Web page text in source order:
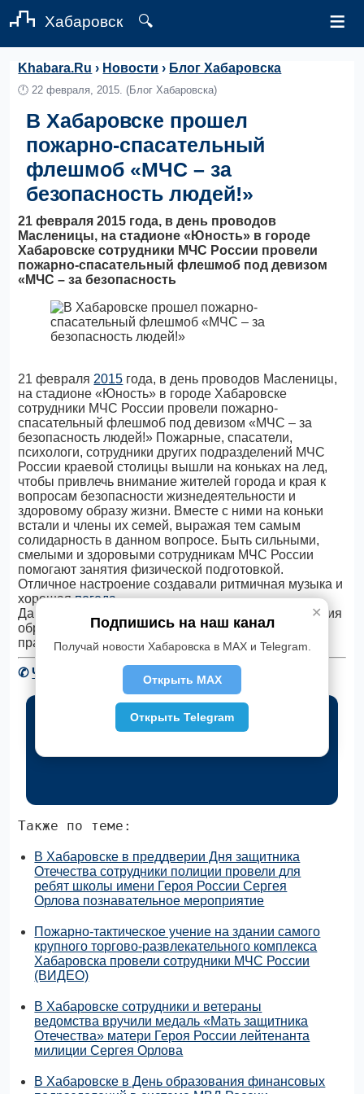
Хабаровск 🔍 ≡
Khabara.Ru › Новости › Блог Хабаровска
🕛22 февраля, 2015. (Блог Хабаровска)
В Хабаровске прошел
пожарно-спасательный
флешмоб «МЧС – за
безопасность людей!»
21 февраля 2015 года, в день проводов
Масленицы, на стадионе «Юность» в городе
Хабаровске сотрудники МЧС России провели
пожарно-спасательный флешмоб под девизом
«МЧС – за безопасность
21 февраля 2015 года, в день проводов Масленицы,
на стадионе «Юность» в городе Хабаровске
сотрудники МЧС России провели пожарно-
спасательный флешмоб под девизом «МЧС – за
безопасность людей!» Пожарные, спасатели,
психологи, сотрудники других подразделений МЧС
России краевой столицы вышли на коньках на лед,
чтобы привлечь внимание жителей города и края к
вопросам безопасности жизнедеятельности и
здоровому образу жизни. Вместе с ними на коньки
встали и члены их семей, выражая тем самым
солидарность в данном вопросе. Быть сильными,
смелыми и здоровыми сотрудникам МЧС России
помогают занятия физической подготовкой.
Отличное настроение создавали ритмичная музыка и
хорошаяпогода.
Данное мероприятие проводилось в рамках 25-летия
образования МЧС России и приурочено к
празднованию Дня Защитника Отечества.
✆Читать новости Хабаровска в Telegram
Также по теме:
В Хабаровске в преддверии Дня защитника
Отечества сотрудники полиции провели для
ребят школы имени Героя России Сергея
Орлова познавательное мероприятие
Пожарно-тактическое учение на здании самого
крупного торгово-развлекательного комплекса
Хабаровска провели сотрудники МЧС России
(ВИДЕО)
В Хабаровске сотрудники и ветераны
ведомства вручили медаль «Мать защитника
Отечества» матери Героя России лейтенанта
милиции Сергея Орлова
В Хабаровске в День образования финансовых
✕
Подпишись на наш канал
Получай новости Хабаровска в MAX и Telegram.
Открыть MAX
Открыть Telegram